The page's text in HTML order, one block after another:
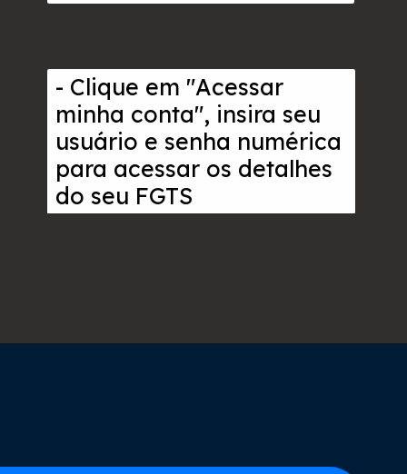
- Clique em "Acessar
minha conta", insira seu
usuário e senha numérica
para acessar os detalhes
do seu FGTS